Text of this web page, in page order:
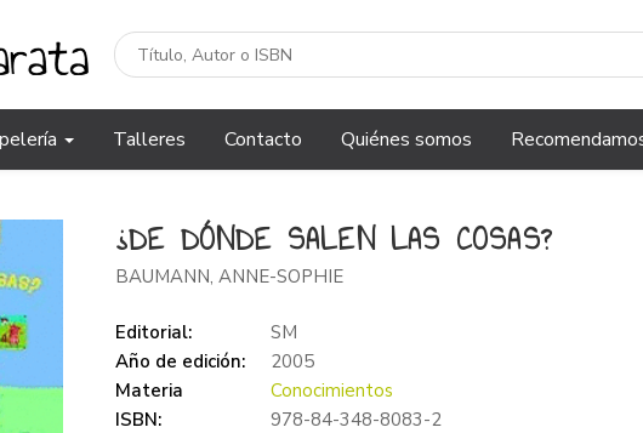
Talleres Contacto Quiénes somos
¿DE DÓNDE SALEN LAS COSAS?
BAUMANN, ANNE-SOPHIE
Editorial:
SM
Año de edición:
2005
Materia
Conocimientos
ISBN:
978-84-348-8083-2